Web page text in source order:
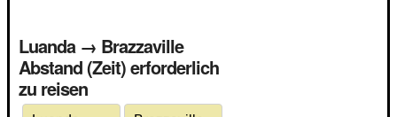
Luanda → Brazzaville
Abstand (Zeit) erforderlich
zu reisen